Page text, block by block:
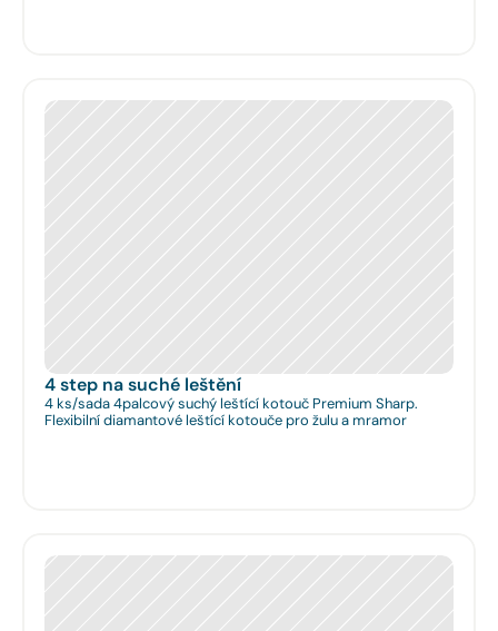
4 step na suché leštění
4 ks/sada 4palcový suchý leštící kotouč Premium Sharp.
Flexibilní diamantové leštící kotouče pro žulu a mramor